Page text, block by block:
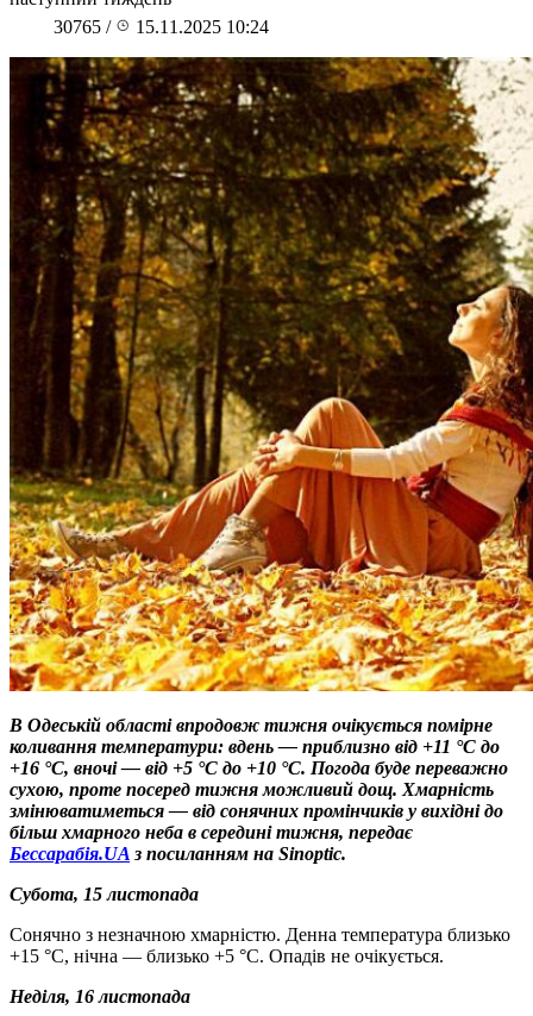
30765 / 15.11.2025 10:24
В Одеській області впродовж тижня очікується помірне
коливання температури: вдень — приблизно від +11 °C до
+16 °C, вночі — від +5 °C до +10 °C. Погода буде переважно
сухою, проте посеред тижня можливий дощ. Хмарність
змінюватиметься — від сонячних промінчиків у вихідні до
більш хмарного неба в середині тижня, передає
Бессарабія.UA з посиланням на Sinoptic.
Субота, 15 листопада
Сонячно з незначною хмарністю. Денна температура близько
+15 °C, нічна — близько +5 °C. Опадів не очікується.
Неділя, 16 листопада